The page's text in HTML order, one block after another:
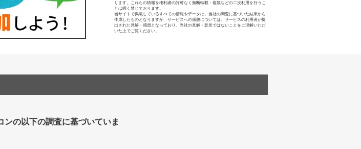
ります。これらの情報を権利者の許可なく無断転載・複製などの二次利用を行うこ
とは固く禁じております。
当サイトで掲載しているすべての情報やデータは、当社の調査に基づいた結果から
作成したものとなりますが、サービスへの感想については、サービスの利用者が提
出された見解・感想となっており、当社の見解・意見ではないことをご理解いただ
いた上でご覧ください。
の以下の調査に基づいていま